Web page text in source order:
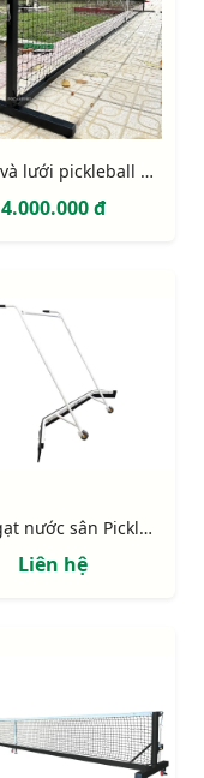
Trụ và lưới pickleball chính hãng
4.000.000 đ
Xe gạt nước sân Pickleball
Liên hệ